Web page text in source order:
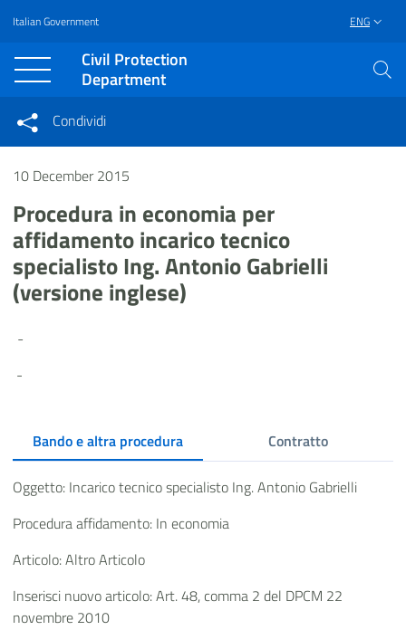
Vai al contenuto principale
Raggiungi il piè di pagina
Italian Government ENG
Civil Protection
Department
Condividi su Facebook
Condividi su Twitter
Condividi su LinkedIn
Condividi
Condividi sui social network
10 December 2015
Procedura in economia per
affidamento incarico tecnico
specialisto Ing. Antonio Gabrielli
(versione inglese)
-
-
Bando e altra procedura Contratto
Oggetto: Incarico tecnico specialisto Ing. Antonio Gabrielli
Procedura affidamento: In economia
Articolo: Altro Articolo
Inserisci nuovo articolo: Art. 48, comma 2 del DPCM 22
novembre 2010